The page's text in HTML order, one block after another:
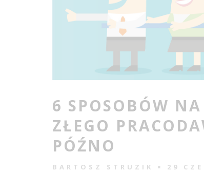
6 SPOSOBÓW
ZŁEGO
PÓŹNO
BARTOSZ STRUZIK 29